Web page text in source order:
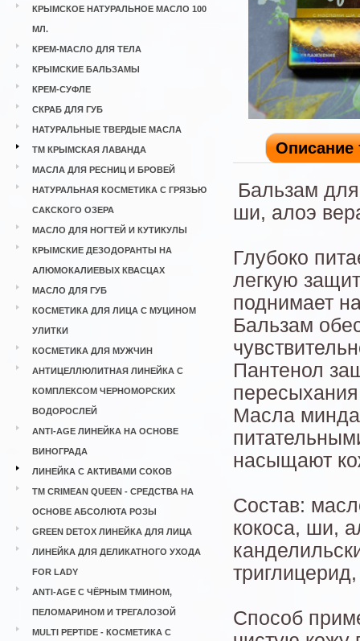
КРЫМСКОЕ НАТУРАЛЬНОЕ МАСЛО 100
МЛ.
КРЕМ-МАСЛО ДЛЯ ТЕЛА
КРЫМСКИЕ БАЛЬЗАМЫ
КРЕМ-СУФЛЕ
СКРАБ ДЛЯ ГУБ
НАТУРАЛЬНЫЕ ТВЕРДЫЕ МАСЛА
ТМ КРЫМСКАЯ ЛАВАНДА
МАСЛА ДЛЯ РЕСНИЦ И БРОВЕЙ
НАТУРАЛЬНАЯ КОСМЕТИКА С ГРЯЗЬЮ
САКСКОГО ОЗЕРА
МАСЛО ДЛЯ НОГТЕЙ И КУТИКУЛЫ
КРЫМСКИЕ ДЕЗОДОРАНТЫ НА
АЛЮМОКАЛИЕВЫХ КВАСЦАХ
МАСЛО ДЛЯ ГУБ
КОСМЕТИКА ДЛЯ ЛИЦА С МУЦИНОМ
УЛИТКИ
КОСМЕТИКА ДЛЯ МУЖЧИН
АНТИЦЕЛЛЮЛИТНАЯ ЛИНЕЙКА С
КОМПЛЕКСОМ ЧЕРНОМОРСКИХ
ВОДОРОСЛЕЙ
ANTI-AGE ЛИНЕЙКА НА ОСНОВЕ
ВИНОГРАДА
ЛИНЕЙКА С АКТИВАМИ СОКОВ
ТМ CRIMEAN QUEEN - СРЕДСТВА НА
ОСНОВЕ АБСОЛЮТА РОЗЫ
GREEN DETOX ЛИНЕЙКА ДЛЯ ЛИЦА
ЛИНЕЙКА ДЛЯ ДЕЛИКАТНОГО УХОДА
FOR LADY
ANTI-AGE С ЧЁРНЫМ ТМИНОМ,
ПЕЛОМАРИНОМ И ТРЕГАЛОЗОЙ
MULTI PEPTIDE - КОСМЕТИКА С
Описание
Бальзам
ши, алоэ
Глубоко
легкую
поднимает
Бальзам
Пантенол
Масла
насыщают
Состав:
кокоса, ши,
Способ